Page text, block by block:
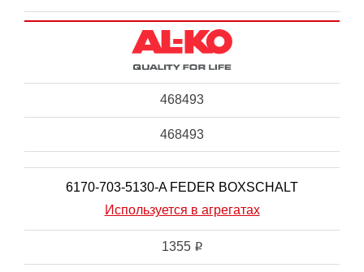
468493
468493
6170-703-5130-A FEDER BOXSCHALT
Используется в агрегатах
1355 i